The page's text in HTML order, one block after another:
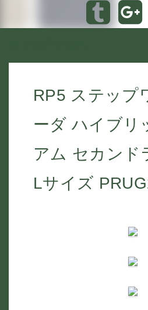
RP5 ステップ
ーダ ハイブリ
アム セカンド
Lサイズ